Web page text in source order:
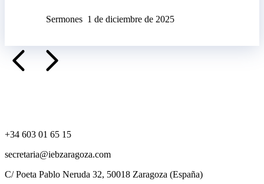
Sermones 1 de diciembre de 2025
+34 603 01 65 15
secretaria@iebzaragoza.com
C/ Poeta Pablo Neruda 32, 50018 Zaragoza (España)